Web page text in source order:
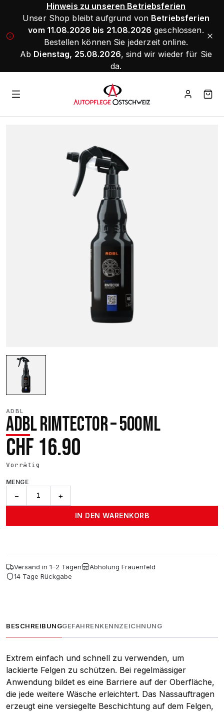
Hinweis zu unseren Betriebsferien
Unser Shop bleibt aufgrund von Betriebsferien
vom 11.08.2026 bis 21.08.2026 geschlossen.
Bestellen können Sie jederzeit online.
Ab Dienstag, 25.08.2026, sind wir wieder für Sie
da.
ADBL
ADBL RIMTECTOR – 500ML
CHF 16.90
Vorrätig
MENGE
− +
IN DEN WARENKORB
Versand in 1–2 Tagen
Abholung Frauenfeld
14 Tage Rückgabe
BESCHREIBUNGGEFAHRENKENNZEICHNUNG
Extrem einfach und schnell zu verwenden, um
lackierte Felgen zu schützen. Bei regelmässiger
Anwendung bildet es eine Barriere auf der Oberfläche,
die jede weitere Wäsche erleichtert. Das Nassauftragen
erzeugt eine versiegelte Beschichtung auf dem Felgen,